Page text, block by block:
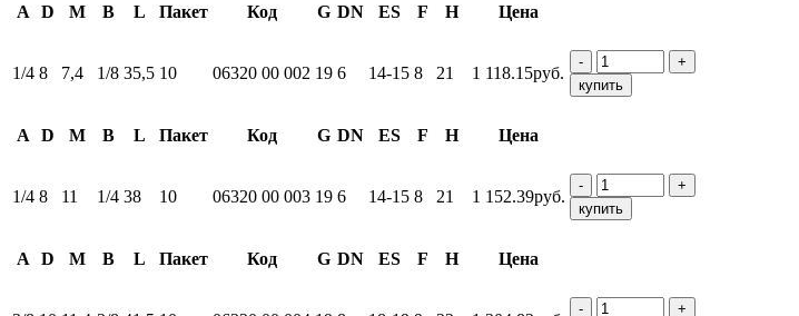
A D M B L Пакет Код G DN ES F H Цена
1/4 8 7,4 1/8 35,5 10 06320 00 002 19 6 14-15 8 21 1 118.15руб.
-
+
купить
A D M B L Пакет Код G DN ES F H Цена
1/4 8 11 1/4 38 10 06320 00 003 19 6 14-15 8 21 1 152.39руб.
-
+
купить
A D M B L Пакет Код G DN ES F H Цена
- +